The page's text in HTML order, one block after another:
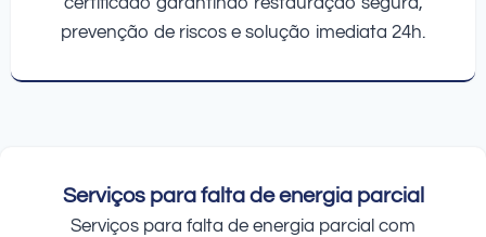
prevenção de riscos e solução imediata 24h.
Serviços para falta de energia parcial
Serviços para falta de energia parcial com